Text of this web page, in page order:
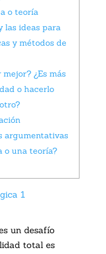
o teoría
las ideas para
y métodos de
¿Es más
o hacerlo
argumentativas
o una teoría?
un desafío
total es